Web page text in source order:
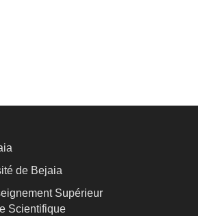
de Bejaia
Supérieur
Scientifique